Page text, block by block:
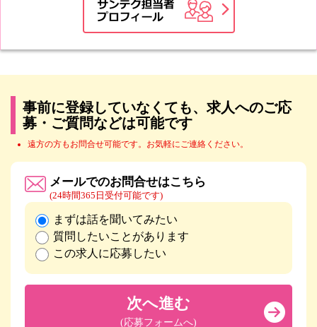
事前に登録していなくても、求人へのご応
募・ご質問などは可能です
遠方の方もお問合せ可能です。お気軽にご連絡ください。
メールでのお問合せはこちら
(24時間365日受付可能です)
まずは話を聞いてみたい
質問したいことがあります
この求人に応募したい
次へ進む
(応募フォームへ)